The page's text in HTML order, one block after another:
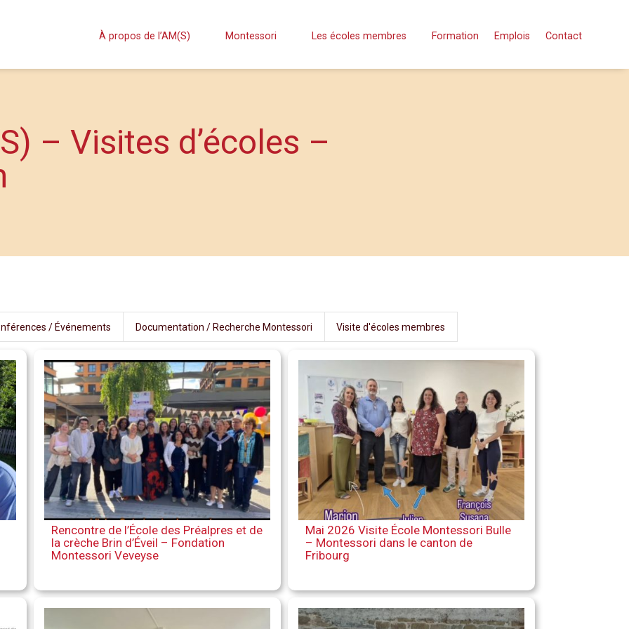
À propos de l’AM(S) Montessori Les écoles membres Formation Emplois Contact
– Visites d’écoles –
/ Événements Documentation / Recherche Montessori Visite d'écoles membres
Rencontre de l’École des Préalpres et de
la crèche Brin d’Éveil – Fondation
Montessori Veveyse
Mai 2026 Visite École Montessori Bulle
– Montessori dans le canton de
Fribourg